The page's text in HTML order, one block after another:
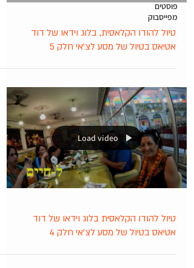
פוסטים
מפייסבוק
טיול להודו הקלאסית, בלוג וידאו של דוד
אטיאס בטיול של מסע לצ'אי חלק 5
Load video
טיול להודו הקלאסית בלוג וידאו של דוד
אטיאס בטיול של מסע לצ'אי חלק 4